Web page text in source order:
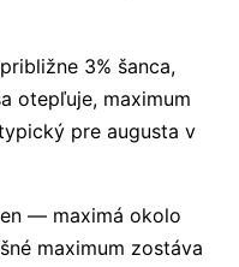
3% šanca,
otepľuje, maximum
pre augusta v
— maximá okolo
maximum zostáva